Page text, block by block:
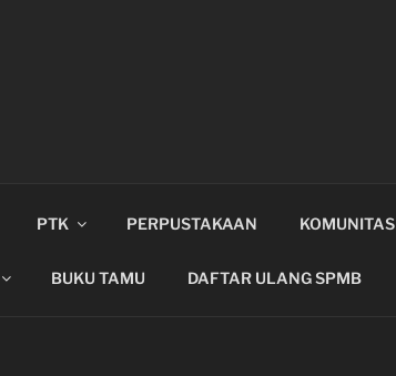
PTK PERPUSTAKAAN KOMUNITAS
BUKU TAMU DAFTAR ULANG SPMB